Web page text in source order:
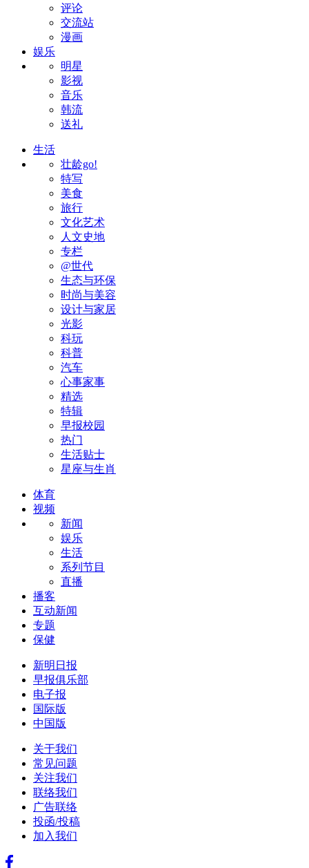
评论
交流站
漫画
娱乐
明星
影视
音乐
韩流
送礼
生活
壮龄go!
特写
美食
旅行
文化艺术
人文史地
专栏
@世代
生态与环保
时尚与美容
设计与家居
光影
科玩
科普
汽车
心事家事
精选
特辑
早报校园
热门
生活贴士
星座与生肖
体育
视频
新闻
娱乐
生活
系列节目
直播
播客
互动新闻
专题
保健
新明日报
早报俱乐部
电子报
国际版
中国版
关于我们
常见问题
关注我们
联络我们
广告联络
投函/投稿
加入我们